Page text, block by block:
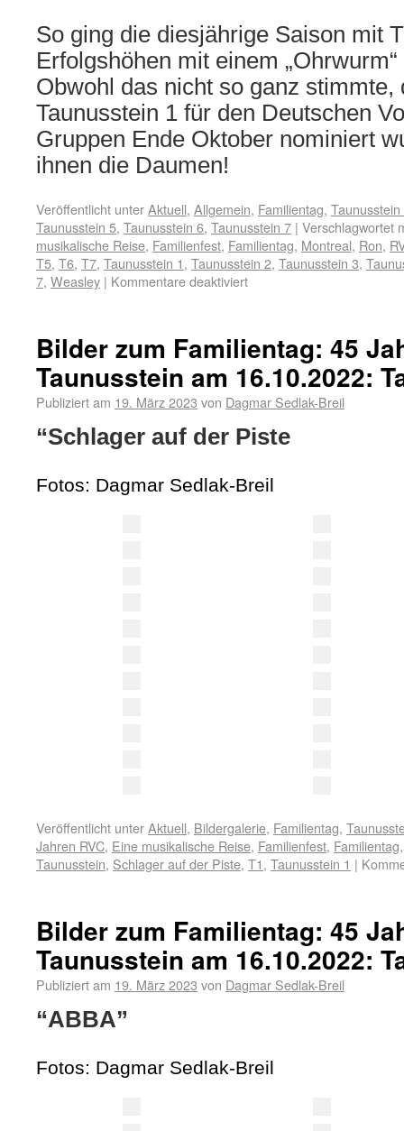
So ging die diesjährige Saison mit
Erfolgshöhen mit einem
Obwohl das nicht so ganz stimmte,
Taunusstein 1 für den Deutschen
Gruppen Ende Oktober nominiert
ihnen die Daumen!
Veröffentlicht unterAktuell, Allgemein, Familientag, Taunusstein
Taunusstein 5, Taunusstein 6, Taunusstein 7 | Verschlagwortet
musikalische Reise, Familienfest, Familientag, Montreal, Ron,
T5, T6, T7, Taunusstein 1, Taunusstein 2, Taunusstein 3,
7, Weasley | Kommentare deaktiviert
Bilder zum Familientag: 45
Taunusstein am 16.10.2022:
Publiziert am 19. März 2023 von Dagmar Sedlak-Breil
“Schlager auf der Piste
Fotos: Dagmar Sedlak-Breil
Veröffentlicht unterAktuell, Bildergalerie, Familientag,
Jahren RVC, Eine musikalische Reise, Familienfest, Familientag
Taunusstein, Schlager auf der Piste, T1, Taunusstein 1 |
Bilder zum Familientag: 45
Taunusstein am 16.10.2022:
Publiziert am 19. März 2023 von Dagmar Sedlak-Breil
“ABBA”
Fotos: Dagmar Sedlak-Breil